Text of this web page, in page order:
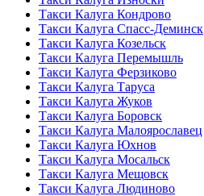
Такси Калуга Кондрово
Такси Калуга Спасс-Деминск
Такси Калуга Козельск
Такси Калуга Перемышль
Такси Калуга Ферзиково
Такси Калуга Таруса
Такси Калуга Жуков
Такси Калуга Боровск
Такси Калуга Малоярославец
Такси Калуга Юхнов
Такси Калуга Мосальск
Такси Калуга Мещовск
Такси Калуга Людиново